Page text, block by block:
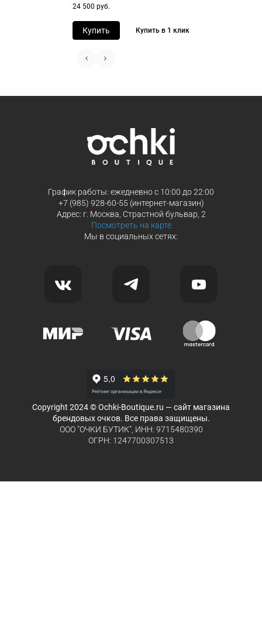
заказа
Выберите способ оплаты «Долями»
Оплатите часть от суммы заказа
Оплатите покупку целиком через
или частями в Сплит.
24 500 руб.
Купить Купить в 1 клик
График работы: ежедневно с 10:00 до 22:00
+7 (985) 928-60-55 (интернет-магазин)
Адрес: г. Москва, Страстной бульвар, 2
Посмотреть на карте
Мы в социальных сетях:
Copyright 2024 © Ochki-Boutique.ru — сайт магазина
брендовых очков. Все права защищены.
ООО "ОЧКИ БУТИК", ИНН: 9715480390
ОГРН: 1247700307513